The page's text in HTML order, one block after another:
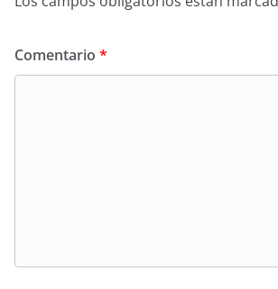
Comentario *